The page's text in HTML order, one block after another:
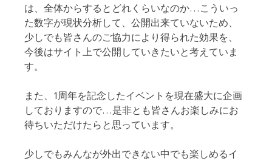
は、全体からするとどれくらいなのか…こういっ
た数字が現状分析して、公開出来ていないため、
少しでも皆さんのご協力により得られた効果を、
今後はサイト上で公開していきたいと考えていま
す。
また、1周年を記念したイベントを現在盛大に企画
しておりますので…是非とも皆さんお楽しみにお
待ちいただけたらと思っています。
少しでもみんなが外出できない中でも楽しめるイ